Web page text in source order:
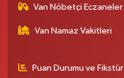
Van Nöbetçi Eczaneler
Van Namaz Vakitleri
Puan Durumu ve Fikstür